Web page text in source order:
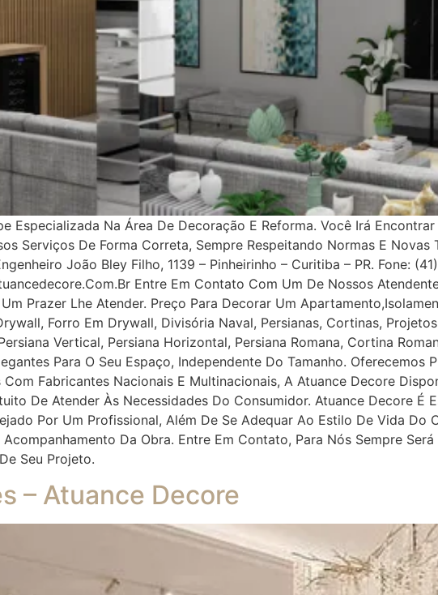
Especializada Na Área De Decoração E Reforma. Você Irá
Serviços De Forma Correta, Sempre Respeitando Normas E
João Bley Filho, 1139 – Pinheirinho – Curitiba – PR. Fone:
Entre Em Contato Com Um De Nossos
Prazer Lhe Atender. Preço Para Decorar Um
Forro Em Drywall, Divisória Naval, Persianas, Cortinas,
Vertical, Persiana Horizontal, Persiana Romana, Cortina
Para O Seu Espaço, Independente Do Tamanho. Oferecemos
Fabricantes Nacionais E Multinacionais, A Atuance Decore
De Atender Às Necessidades Do Consumidor. Atuance Decore É
Por Um Profissional, Além De Se Adequar Ao Estilo De Vida Do
Da Obra. Entre Em Contato, Para Nós Sempre
Seu Projeto.
– Atuance Decore